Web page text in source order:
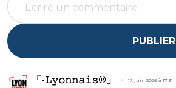
PUBLIER
「-𝙻𝚢𝚘𝚗𝚗𝚊𝚒𝚜®」 17 juin 2026 à 17:31